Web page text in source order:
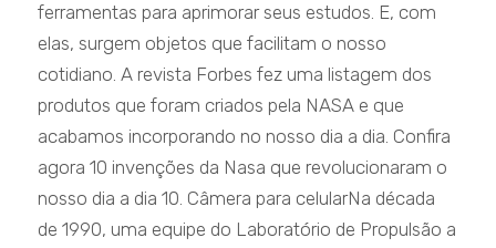
ferramentas para aprimorar seus estudos. E, com
elas, surgem objetos que facilitam o nosso
cotidiano. A revista Forbes fez uma listagem dos
produtos que foram criados pela NASA e que
acabamos incorporando no nosso dia a dia. Confira
agora 10 invenções da Nasa que revolucionaram o
nosso dia a dia 10. Câmera para celularNa década
de 1990, uma equipe do Laboratório de Propulsão a